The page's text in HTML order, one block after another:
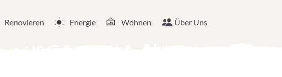
Renovieren Energie Wohnen Über Uns